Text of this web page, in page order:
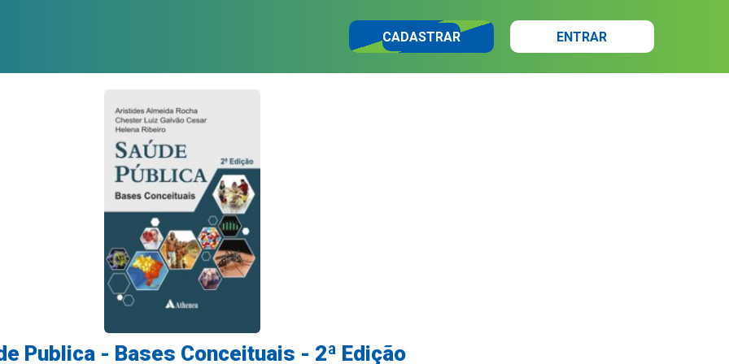
CADASTRAR ENTRAR
Publica - Bases Conceituais - 2ª Edição